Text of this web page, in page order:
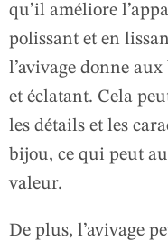
qu’il améliore
polissant et en
l’avivage donne
et éclatant. Cela
les détails et les
bijou, ce qui peut
valeur.
De plus, l’avivage